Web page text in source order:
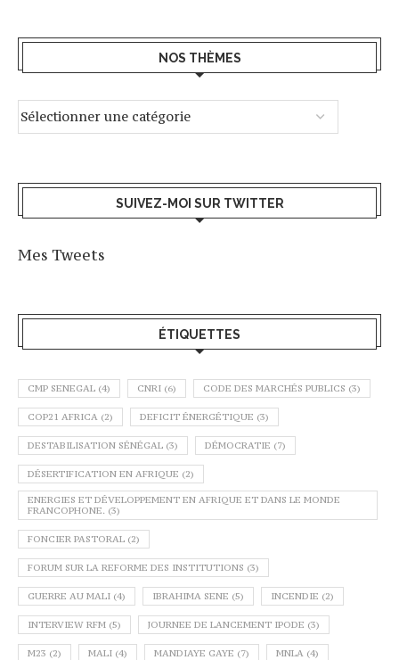
NOS THÈMES
SUIVEZ-MOI SUR TWITTER
Mes Tweets
ÉTIQUETTES
CMP SENEGAL (4) CNRI (6) CODE DES MARCHÉS PUBLICS (3)
COP21 AFRICA (2) DEFICIT ÉNERGÉTIQUE (3)
DESTABILISATION SÉNÉGAL (3) DÉMOCRATIE (7)
DÉSERTIFICATION EN AFRIQUE (2)
ENERGIES ET DÉVELOPPEMENT EN AFRIQUE ET DANS LE MONDE
FRANCOPHONE. (3)
FONCIER PASTORAL (2)
FORUM SUR LA REFORME DES INSTITUTIONS (3)
GUERRE AU MALI (4) IBRAHIMA SENE (5) INCENDIE (2)
INTERVIEW RFM (5) JOURNEE DE LANCEMENT IPODE (3)
M23 (2) MALI (4) MANDIAYE GAYE (7) MNLA (4)